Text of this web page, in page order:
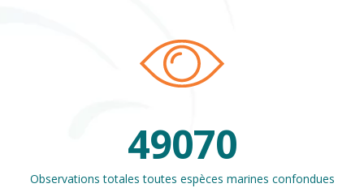
49070
Observations totales toutes espèces marines confondues